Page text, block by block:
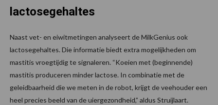
lactosegehaltes
Naast vet- en eiwitmetingen analyseert de MilkGenius ook
lactosegehaltes. Die informatie biedt extra mogelijkheden om
mastitis vroegtijdig te signaleren. “Koeien met (beginnende)
mastitis produceren minder lactose. In combinatie met de
geleidbaarheid die we meten in de robot, krijgt de veehouder een
heel precies beeld van de uiergezondheid,” aldus Struijlaart.